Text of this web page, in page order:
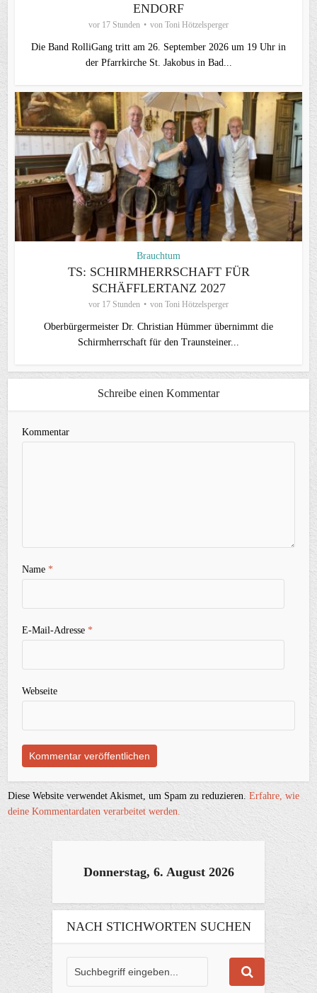
ENDORF
vor 17 Stunden von Toni Hötzelsperger
Die Band RolliGang tritt am 26. September 2026 um 19 Uhr in
der Pfarrkirche St. Jakobus in Bad...
Brauchtum
TS: SCHIRMHERRSCHAFT FÜR
SCHÄFFLERTANZ 2027
vor 17 Stunden von Toni Hötzelsperger
Oberbürgermeister Dr. Christian Hümmer übernimmt die
Schirmherrschaft für den Traunsteiner...
Schreibe einen Kommentar
Kommentar
Name*
E-Mail-Adresse*
Webseite
Diese Website verwendet Akismet, um Spam zu reduzieren.Erfahre, wie
deine Kommentardaten verarbeitet werden.
Donnerstag, 6. August 2026
NACH STICHWORTEN SUCHEN